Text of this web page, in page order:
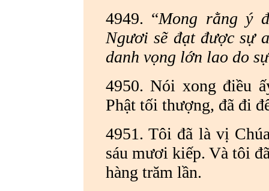
4949. “Mong rằng ý
Ngươi sẽ đạt được sự
danh vọng lớn lao do
4950. Nói xong điều
Phật tối thượng, đã đi
4951. Tôi đã là vị
sáu mươi kiếp. Và tôi
hàng trăm lần.